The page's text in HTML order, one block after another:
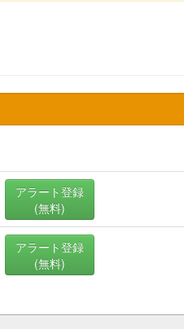
アラート登録
(無料)
アラート登録
(無料)